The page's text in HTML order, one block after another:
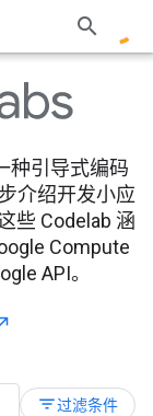
种引导式编码
介绍开发小应
些 Codelab 涵
Compute
API。
filter_list过滤条件